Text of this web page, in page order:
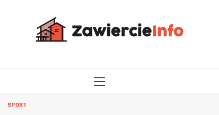
MENU
SPORT